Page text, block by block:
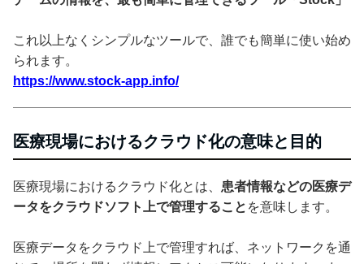
これ以上なくシンプルなツールで、誰でも簡単に使い始め
られます。
https://www.stock-app.info/
医療現場におけるクラウド化の意味と目的
医療現場におけるクラウド化とは、 患者情報などの医療デ
ータをクラウドソフト上で管理すること を意味します。
医療データをクラウド上で管理すれば、ネットワークを通